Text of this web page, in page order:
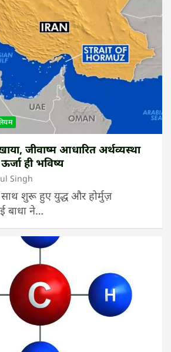
जीवाष्म आधारित अर्थव्यस्था
ही भविष्य
Singh
साथ शुरू हुए युद्ध और होर्मुज़
ने…